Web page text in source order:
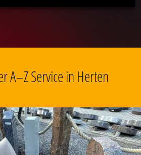
A–Z Service in Herten